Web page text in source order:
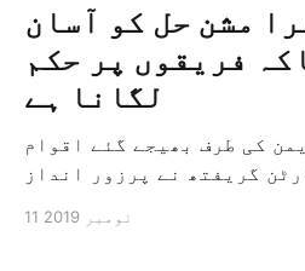
مشن حل کو آسان
فریقوں پر حکم
لگانا ہے
کی طرف بھیجے گئے اقوام
گریفتھ نے پرزور انداز
کی حدبندی کرنے کے لئے ایک
11 نومبر 2019